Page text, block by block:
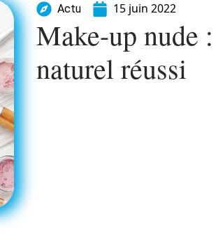
Actu 15 juin 2022
Make-up nude
naturel réussi